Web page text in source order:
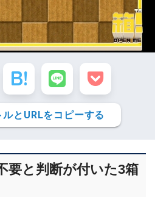
とURLをコピーする
要と判断が付いた3箱